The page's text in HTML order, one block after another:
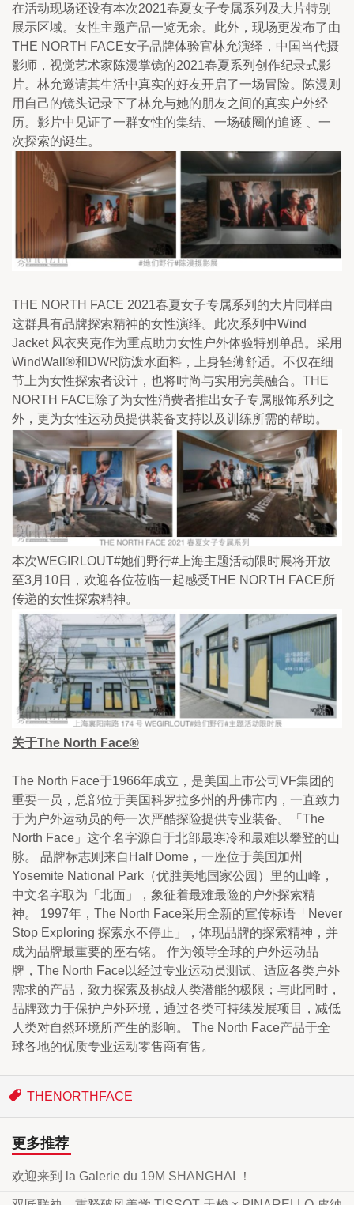
在活动现场还设有本次2021春夏女子专属系列及大片特别
展示区域。女性主题产品一览无余。此外，现场更发布了由
THE NORTH FACE女子品牌体验官林允演绎，中国当代摄
影师，视觉艺术家陈漫掌镜的2021春夏系列创作纪录式影
片。林允邀请其生活中真实的好友开启了一场冒险。陈漫则
用自己的镜头记录下了林允与她的朋友之间的真实户外经
历。影片中见证了一群女性的集结、一场破圈的追逐 、一
次探索的诞生。
THE NORTH FACE 2021春夏女子专属系列的大片同样由
这群具有品牌探索精神的女性演绎。此次系列中Wind
Jacket 风衣夹克作为重点助力女性户外体验特别单品。采用
WindWall®和DWR防泼水面料，上身轻薄舒适。不仅在细
节上为女性探索者设计，也将时尚与实用完美融合。THE
NORTH FACE除了为女性消费者推出女子专属服饰系列之
外，更为女性运动员提供装备支持以及训练所需的帮助。
本次WEGIRLOUT#她们野行#上海主题活动限时展将开放
至3月10日，欢迎各位莅临一起感受THE NORTH FACE所
传递的女性探索精神。
关于The North Face®
The North Face于1966年成立，是美国上市公司VF集团的
重要一员，总部位于美国科罗拉多州的丹佛市内，一直致力
于为户外运动员的每一次严酷探险提供专业装备。「The
North Face」这个名字源自于北部最寒冷和最难以攀登的山
脉。 品牌标志则来自Half Dome，一座位于美国加州
Yosemite National Park（优胜美地国家公园）里的山峰，
中文名字取为「北面」，象征着最难最险的户外探索精
神。 1997年，The North Face采用全新的宣传标语「Never
Stop Exploring 探索永不停止」，体现品牌的探索精神，并
成为品牌最重要的座右铭。 作为领导全球的户外运动品
牌，The North Face以经过专业运动员测试、适应各类户外
需求的产品，致力探索及挑战人类潜能的极限；与此同时，
品牌致力于保护户外环境，通过各类可持续发展项目，减低
人类对自然环境所产生的影响。 The North Face产品于全
球各地的优质专业运动零售商有售。
THENORTHFACE
更多推荐
欢迎来到 la Galerie du 19M SHANGHAI ！